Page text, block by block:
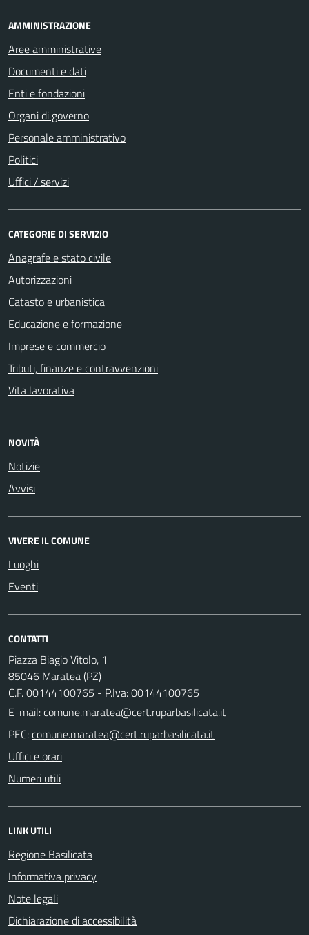
AMMINISTRAZIONE
Aree amministrative
Documenti e dati
Enti e fondazioni
Organi di governo
Personale amministrativo
Politici
Uffici / servizi
CATEGORIE DI SERVIZIO
Anagrafe e stato civile
Autorizzazioni
Catasto e urbanistica
Educazione e formazione
Imprese e commercio
Tributi, finanze e contravvenzioni
Vita lavorativa
NOVITÀ
Notizie
Avvisi
VIVERE IL COMUNE
Luoghi
Eventi
CONTATTI
Piazza Biagio Vitolo, 1
85046 Maratea (PZ)
C.F. 00144100765 - P.Iva: 00144100765
E-mail:
PEC:
Uffici e orari
Numeri utili
LINK UTILI
Regione Basilicata
Informativa privacy
Note legali
Dichiarazione di accessibilità